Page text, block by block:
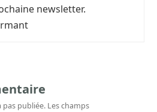
newsletter.
pas publiée. Les champs